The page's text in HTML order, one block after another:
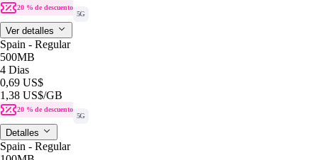
20 % de descuento
5G
Ver detalles
Spain - Regular
500MB
4 Dias
0,69 US$
1,38 US$/GB
20 % de descuento
5G
Detalles
Spain - Regular